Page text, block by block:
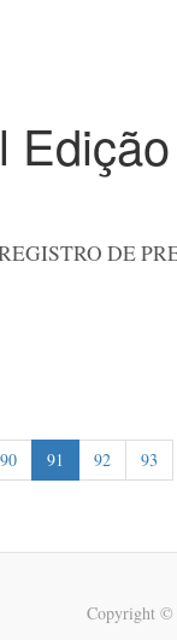
DE
90 91 92
93
Copyright ©